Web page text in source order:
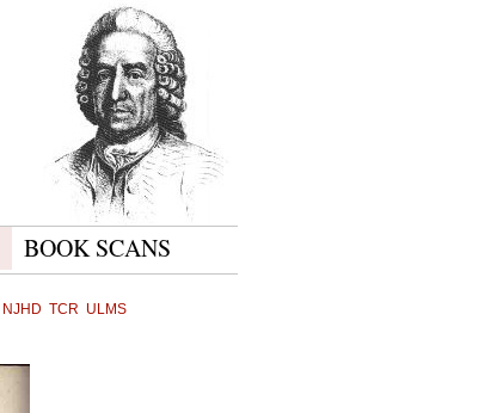
BOOK SCANS
NJHD TCR ULMS